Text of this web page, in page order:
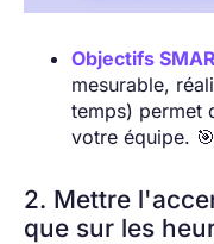
Objectifs
mesurable,
temps) permet
votre équipe. 🎯
2. Mettre
que sur les